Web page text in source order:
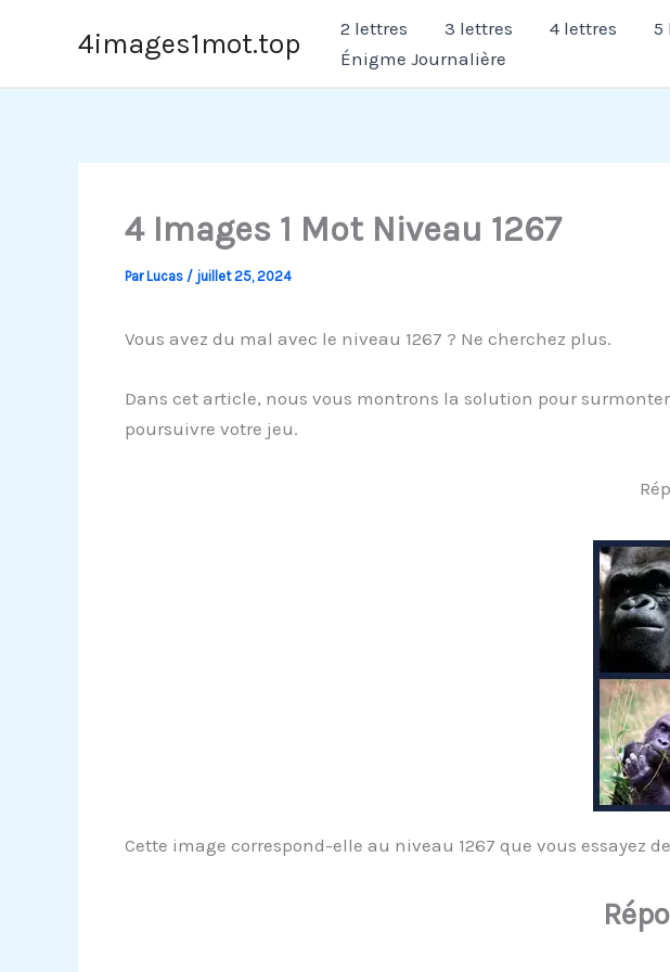
4images1mot.top 2 lettres 3 lettres 4 lettres 5
Énigme Journalière
4 Images 1 Mot Niveau 1267
ParLucas / juillet 25, 2024
Vous avez du mal avec le niveau 1267 ? Ne cherchez plus.
Dans cet article, nous vous montrons la solution pour
poursuivre votre jeu.
Cette image correspond-elle au niveau 1267 que vous essayez